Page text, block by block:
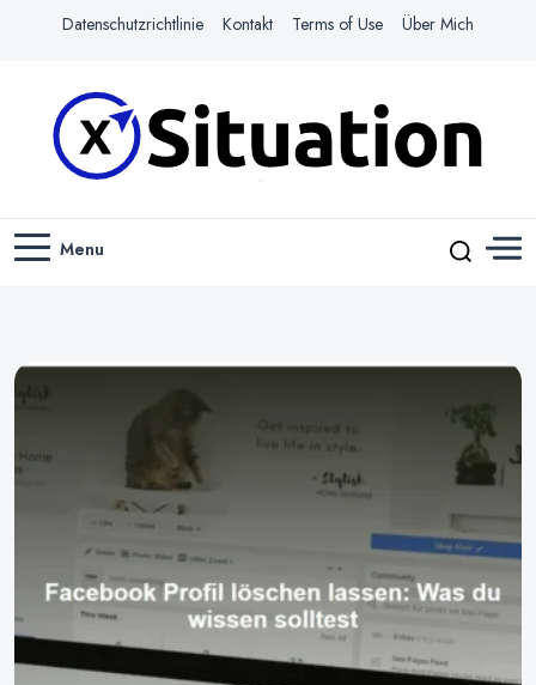
Datenschutzrichtlinie Kontakt Terms of Use Über Mich
X-SITUATION
Menu